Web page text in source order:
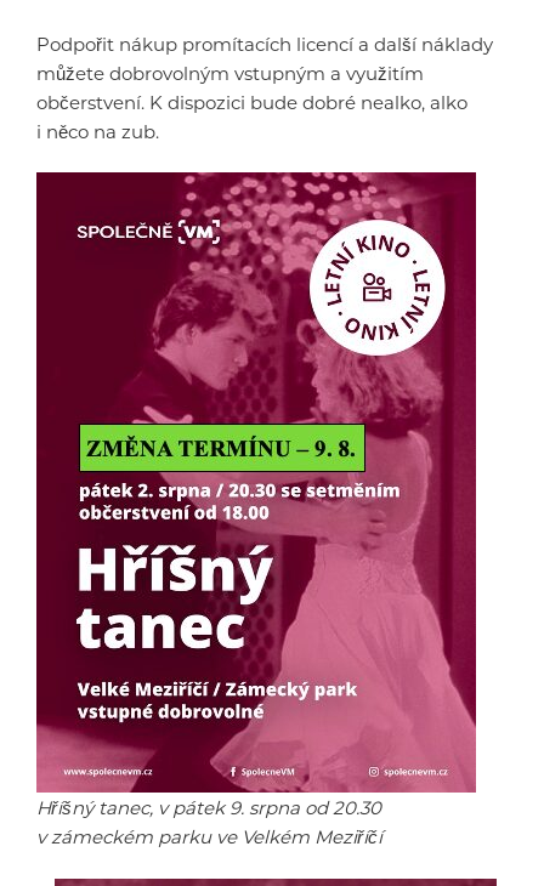
Podpořit nákup promítacích licencí a další náklady
můžete dobrovolným vstupným a využitím
občerstvení. K dispozici bude dobré nealko, alko
i něco na zub.
Hříšný tanec, v pátek 9. srpna od 20.30
v zámeckém parku ve Velkém Meziříčí